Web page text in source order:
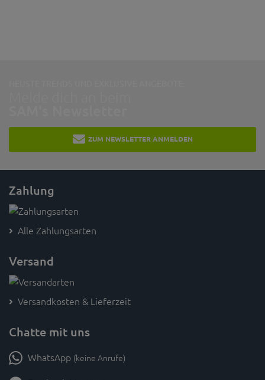
ZUM NEWSLETTER ANMELDEN
Zahlung
Alle Zahlungsarten
Versand
Versandkosten & Lieferzeit
Chatte mit uns
WhatsApp (keine Anrufe)